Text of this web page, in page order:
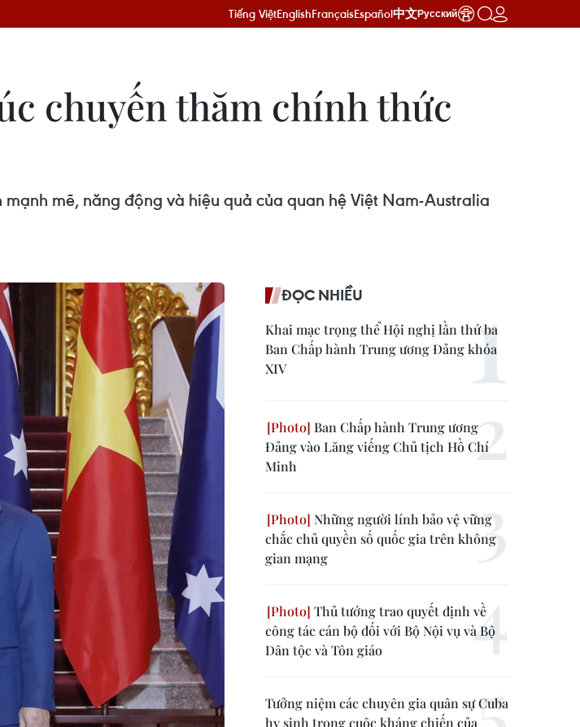
Tiếng ViệtEnglishFrançaisEspañol中文Русский
chuyến thăm chính thức
mẽ, năng động và hiệu quả của quan hệ Việt Nam-Australia
ĐỌC NHIỀU
Khai mạc trọng thể Hội nghị lần thứ ba
Ban Chấp hành Trung ương Đảng khóa
XIV
Ban Chấp hành Trung ương
Đảng vào Lăng viếng Chủ tịch Hồ Chí
Minh
Những người lính bảo vệ vững
chắc chủ quyền số quốc gia trên không
gian mạng
Thủ tướng trao quyết định về
công tác cán bộ đối với Bộ Nội vụ và Bộ
Dân tộc và Tôn giáo
Tưởng niệm các chuyên gia quân sự Cuba
hy sinh trong cuộc kháng chiến của